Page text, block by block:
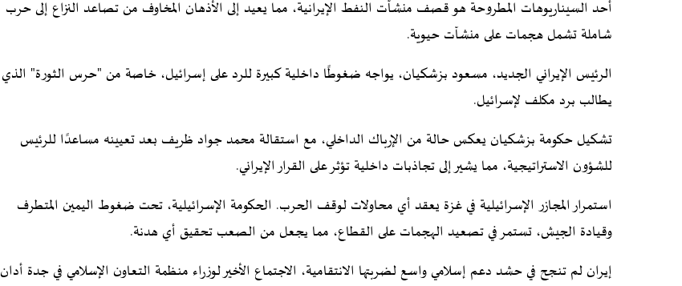
أحد السيناريوهات المطروحة هو قصف منشآت النفط الإيرانية، مما يعيد إلى الأذهان المخاوف من تصاعد النزاع إلى حرب
شاملة تشمل هجمات على منشآت حيوية.
الرئيس الإيراني الجديد، مسعود بزشكيان، يواجه ضغوطًا داخلية كبيرة للرد على إسرائيل، خاصة من "حرس الثورة" الذي
يطالب برد مكلف لإسرائيل.
تشكيل حكومة بزشكيان يعكس حالة من الإرباك الداخلي، مع استقالة محمد جواد ظريف بعد تعيينه مساعدًا للرئيس
للشؤون الاستراتيجية، مما يشير إلى تجاذبات داخلية تؤثر على القرار الإيراني.
استمرار المجازر الإسرائيلية في غزة يعقد أي محاولات لوقف الحرب. الحكومة الإسرائيلية، تحت ضغوط اليمين المتطرف
وقيادة الجيش، تستمر في تصعيد الهجمات على القطاع، مما يجعل من الصعب تحقيق أي هدنة.
إيران لم تنجح في حشد دعم إسلامي واسع لضربتها الانتقامية، الاجتماع الأخير لوزراء منظمة التعاون الإسلامي في جدة أدان